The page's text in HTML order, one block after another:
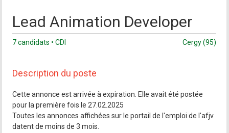
Lead Animation Developer
7 candidats • CDI Cergy (95)
Description du poste
Cette annonce est arrivée à expiration. Elle avait été postée
pour la première fois le 27.02.2025
Toutes les annonces affichées sur le portail de l'emploi de l'afjv
datent de moins de 3 mois.